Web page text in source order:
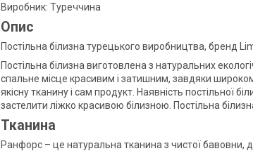
Виробник: Туреччина
Опис
Постільна білизна турецького виробництва, бренд
Постільна білизна виготовлена з натуральних
спальне місце красивим і затишним, завдяки
якісну тканину і сам продукт. Наявність постільної
застелити ліжко красивою білизною. Постільна
Тканина
Ранфорс – це натуральна тканина з чистої